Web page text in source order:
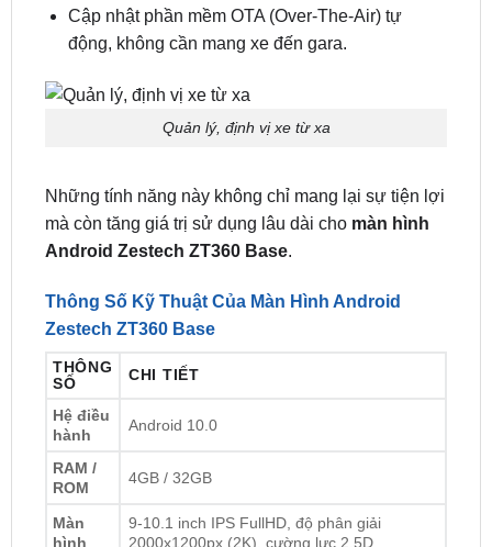
Định vị thời gian thực, xem lịch sử di chuyển
365 ngày, nhận cảnh báo an toàn (va chạm, mở
Cập nhật phần mềm OTA (Over-The-Air) tự
động, không cần mang xe đến gara.
Quản lý, định vị xe từ xa
mà còn tăng giá trị sử dụng lâu dài chomàn hình
Android Zestech ZT360 Base
Thông Số Kỹ Thuật Của Màn Hình Android
Zestech ZT360 Base
SỐ
hành